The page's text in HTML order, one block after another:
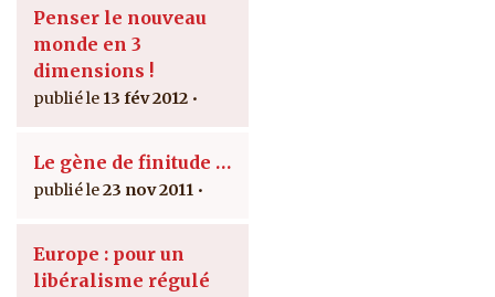
Penser le nouveau
monde en 3
dimensions !
13 fév 2012
Le gène de finitude …
23 nov 2011
Europe : pour un
libéralisme régulé